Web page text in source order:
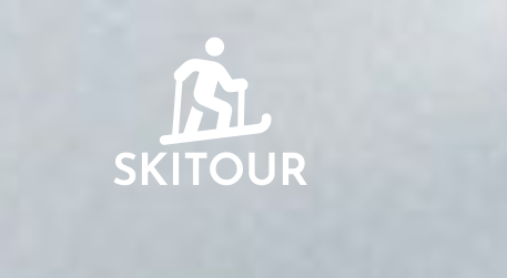
SKITOUR